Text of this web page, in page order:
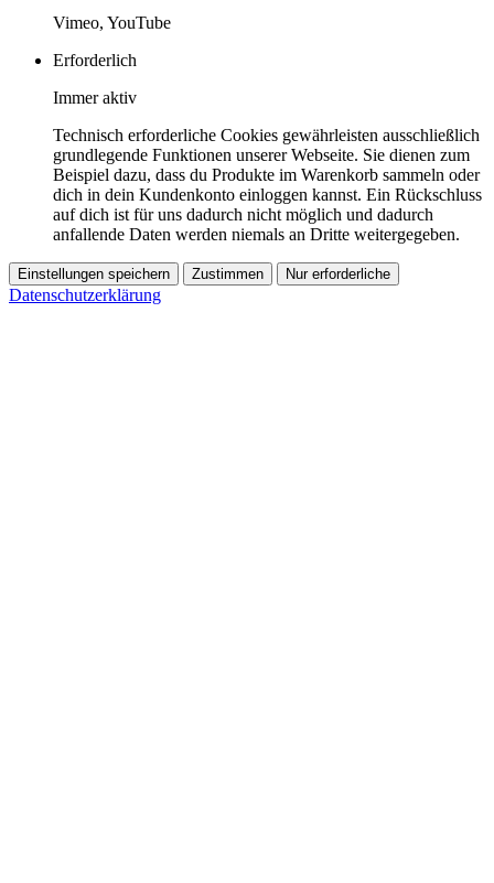
Vimeo, YouTube
Erforderlich
Immer aktiv
Technisch erforderliche Cookies gewährleisten ausschließlich
grundlegende Funktionen unserer Webseite. Sie dienen zum
Beispiel dazu, dass du Produkte im Warenkorb sammeln oder
dich in dein Kundenkonto einloggen kannst. Ein Rückschluss
auf dich ist für uns dadurch nicht möglich und dadurch
anfallende Daten werden niemals an Dritte weitergegeben.
Einstellungen speichern Zustimmen Nur erforderliche
Datenschutzerklärung